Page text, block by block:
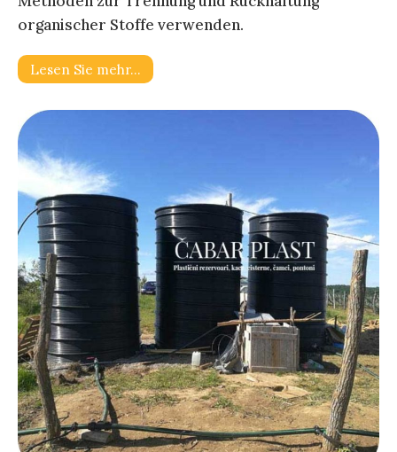
organischer Stoffe verwenden.
Lesen Sie mehr…